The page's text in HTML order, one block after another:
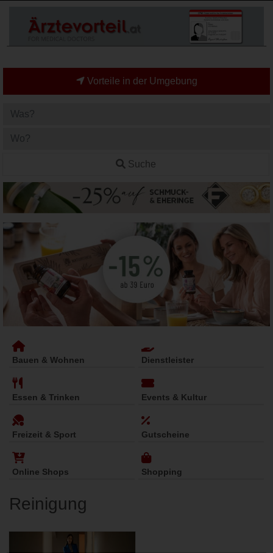
Vorteile in der Umgebung
Suche
Bauen & Wohnen Dienstleister
Essen & Trinken Events & Kultur
Freizeit & Sport Gutscheine
Online Shops Shopping
Reinigung